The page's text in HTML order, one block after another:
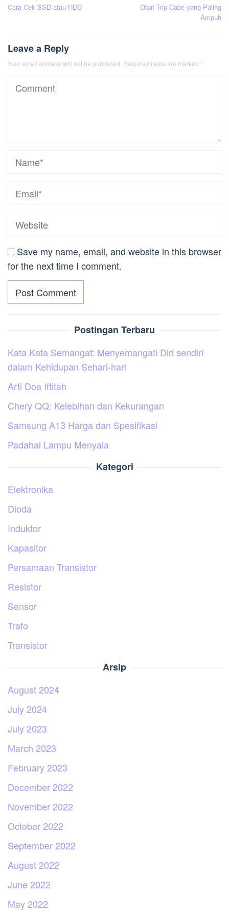
navigation
Cara Cek SSD atau HDD
Obat Trip Cabe yang Paling
Ampuh
Leave a Reply
Your email address will not be published. Required fields are marked *
Save my name, email, and website in this browser
for the next time I comment.
Postingan Terbaru
Kata Kata Semangat: Menyemangati Diri sendiri
dalam Kehidupan Sehari-hari
Arti Doa Iftitah
Chery QQ: Kelebihan dan Kekurangan
Samsung A13 Harga dan Spesifikasi
Padahal Lampu Menyala
Kategori
Elektronika
Dioda
Induktor
Kapasitor
Persamaan Transistor
Resistor
Sensor
Trafo
Transistor
Arsip
August 2024
July 2024
July 2023
March 2023
February 2023
December 2022
November 2022
October 2022
September 2022
August 2022
June 2022
May 2022